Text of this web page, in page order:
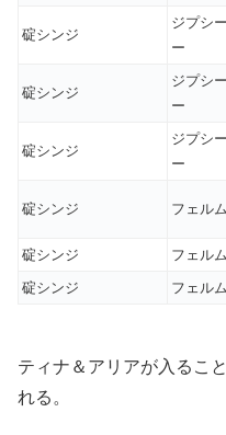
碇シンジ
ジプシ
ー
碇シンジ
ジプシ
ー
碇シンジ
ジプシ
ー
碇シンジ フェルム
碇シンジ フェルム
碇シンジ
フェルム
ティナ＆アリアが入るこ
れる。